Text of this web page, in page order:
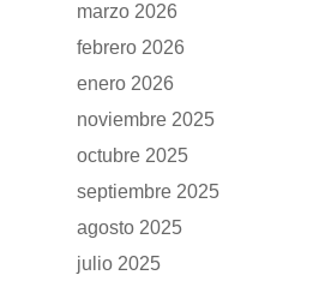
marzo 2026
febrero 2026
enero 2026
noviembre 2025
octubre 2025
septiembre 2025
agosto 2025
julio 2025